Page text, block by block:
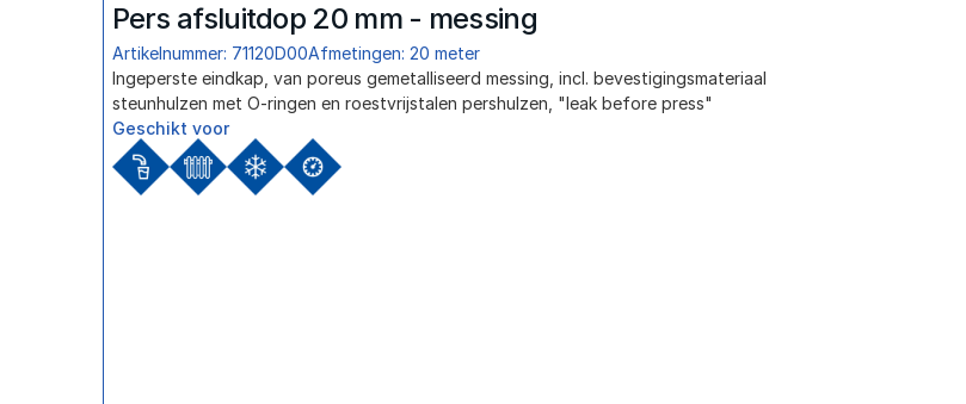
Pers afsluitdop 20 mm - messing
Artikelnummer: 71120D00Afmetingen: 20 meter
﻿Ingeperste eindkap, van poreus gemetalliseerd messing, incl. bevestigingsmateriaal
steunhulzen met O-ringen en roestvrijstalen pershulzen, "leak before press"
Geschikt voor